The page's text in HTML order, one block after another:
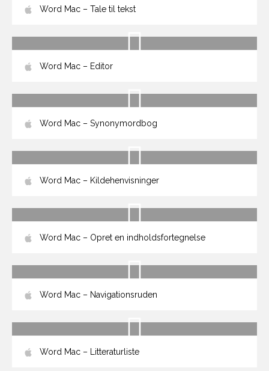
Word Mac – Tale til tekst
Word Mac – Editor
Word Mac – Synonymordbog
Word Mac – Kildehenvisninger
Word Mac – Opret en indholdsfortegnelse
Word Mac – Navigationsruden
Word Mac – Litteraturliste